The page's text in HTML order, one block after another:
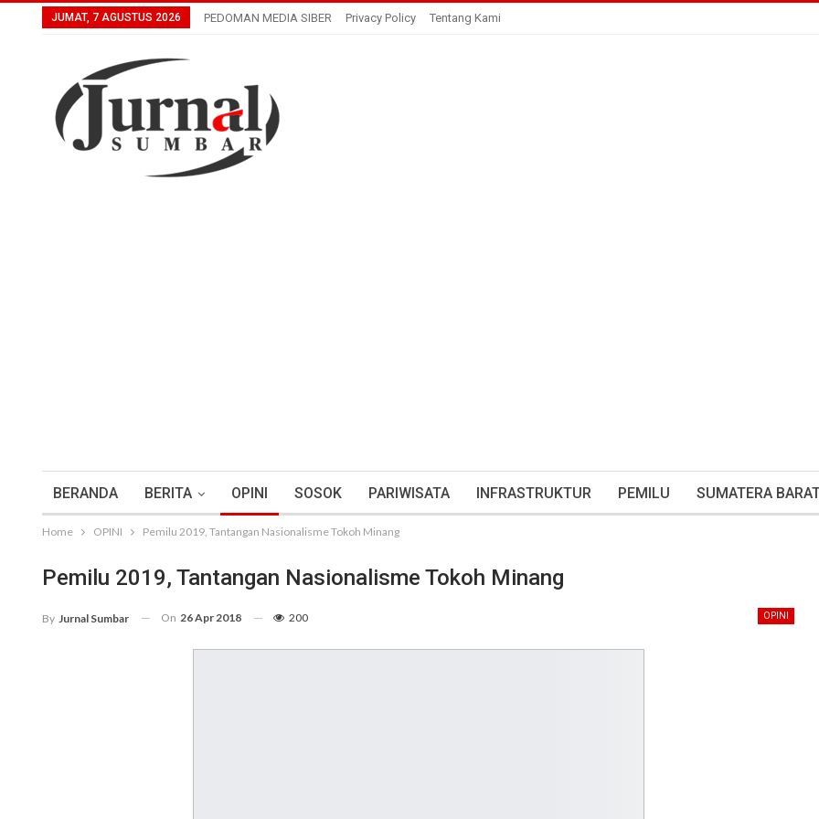
JUMAT, 7 AGUSTUS 2026 PEDOMAN MEDIA SIBER Privacy Policy Tentang Kami
BERANDA BERITA OPINI SOSOK PARIWISATA INFRASTRUKTUR PEMILU SUMATERA
Home OPINI Pemilu 2019, Tantangan Nasionalisme Tokoh Minang
Pemilu 2019, Tantangan Nasionalisme Tokoh Minang
OPINI
By Jurnal Sumbar On 26 Apr 2018 200